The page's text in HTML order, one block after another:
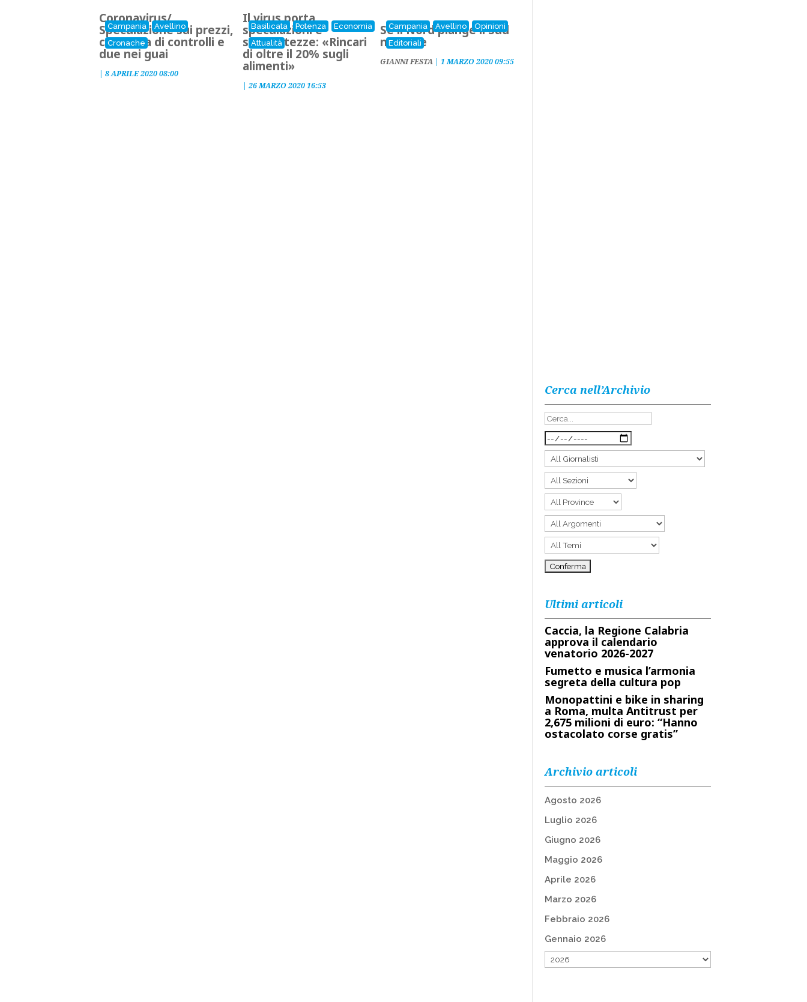
Campania
Avellino
Cronache
Coronavirus/
Speculazione sui prezzi,
centinaia di controlli e
due nei guai
| 8 APRILE 2020 08:00
Basilicata Potenza
Economia
Attualità
Il virus porta
speculazioni e
scorrettezze: «Rincari
di oltre il 20% sugli
alimenti»
|26 MARZO 2020 16:53
Campania Avellino
Opinioni
Editoriali
Se il Nord piange il Sud
non ride
GIANNI FESTA |1 MARZO 2020 09:55
Cerca nell’Archivio
Ultimi articoli
Caccia, la Regione Calabria
approva il calendario
venatorio 2026-2027
Fumetto e musica l’armonia
segreta della cultura pop
Monopattini e bike in sharing
a Roma, multa Antitrust per
2,675 milioni di euro: “Hanno
ostacolato corse gratis”
Archivio articoli
Agosto 2026
Luglio 2026
Giugno 2026
Maggio 2026
Aprile 2026
Marzo 2026
Febbraio 2026
Gennaio 2026